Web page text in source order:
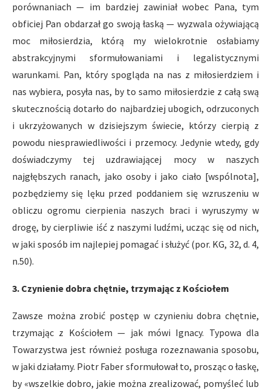
porównaniach — im bardziej zawiniał wobec Pana, tym
obficiej Pan obdarzał go swoją łaską — wyzwala ożywiającą
moc miłosierdzia, którą my wielokrotnie osłabiamy
abstrakcyjnymi sformułowaniami i legalistycznymi
warunkami. Pan, który spogląda na nas z miłosierdziem i
nas wybiera, posyła nas, by to samo miłosierdzie z całą swą
skutecznością dotarło do najbardziej ubogich, odrzuconych
i ukrzyżowanych w dzisiejszym świecie, którzy cierpią z
powodu niesprawiedliwości i przemocy. Jedynie wtedy, gdy
doświadczymy tej uzdrawiającej mocy w naszych
najgłębszych ranach, jako osoby i jako ciało [wspólnota],
pozbędziemy się lęku przed poddaniem się wzruszeniu w
obliczu ogromu cierpienia naszych braci i wyruszymy w
drogę, by cierpliwie iść z naszymi ludźmi, ucząc się od nich,
w jaki sposób im najlepiej pomagać i służyć (por. KG, 32, d. 4,
n.50).
3. Czynienie dobra chętnie, trzymając z Kościołem
Zawsze można zrobić postęp w czynieniu dobra chętnie,
trzymając z Kościołem — jak mówi Ignacy. Typowa dla
Towarzystwa jest również posługa rozeznawania sposobu,
w jaki działamy. Piotr Faber sformułował to, prosząc o łaskę,
by «wszelkie dobro, jakie można zrealizować, pomyśleć lub